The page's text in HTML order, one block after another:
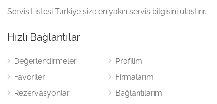
Servis Listesi Türkiye size en yakın servis bilgisini ulaştırır.
Hızlı Bağlantılar
Değerlendirmeler
Favoriler
Rezervasyonlar
Profilim
Firmalarım
Bağlantılarım